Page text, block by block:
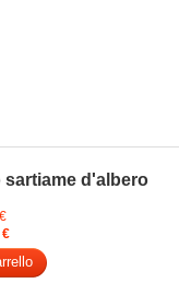
sartiame d'albero
€